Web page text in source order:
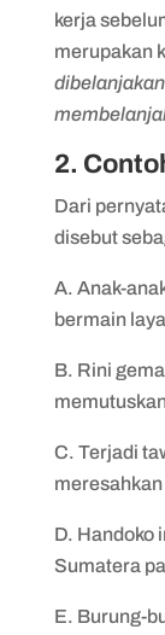
kerja
merupakan
dibelanjakan
2.
Dari
disebut
A. Anak-
bermain
B. Rini
C. Terjadi
D. Handoko
Sumatera
E. Burung-